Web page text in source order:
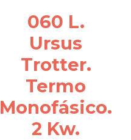
060 L.
Ursus
Trotter.
Termo
Monofásico.
2 Kw.